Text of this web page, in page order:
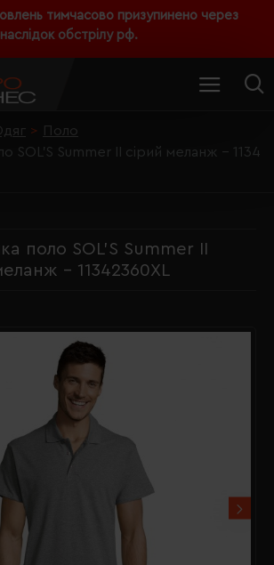
тимчасово призупинено через
обстрілу рф.
Поло
SOL'S Summer II сірий меланж - 1134
поло SOL'S Summer II
- 11342360XL